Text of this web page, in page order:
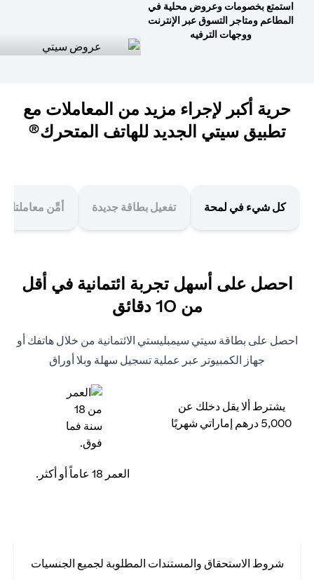
استمتع بخصومات وعروض محلية في
المطاعم ومتاجر التسوق عبر الإنترنت
ووجهات الترفيه
حرية أكبر لإجراء مزيد من المعاملات مع
تطبيق سيتي الجديد للهاتف المتحرك®
كل شيء في لمحة تفعيل بطاقة جديدة أمِّن معاملتك
احصل على أسهل تجربة ائتمانية في أقل
من 10 دقائق
احصل على بطاقة سيتي سيمبليستي الائتمانية من خلال هاتفك أو
جهاز الكمبيوتر عبر عملية تسجيل سهلة وبلا أوراق
يشترط ألا يقل دخلك عن
5,000 درهم إماراتي شهريًا
العمر 18 عاماً أو أكثر.
شروط الاستحقاق والمستندات المطلوبة لجميع الجنسيات